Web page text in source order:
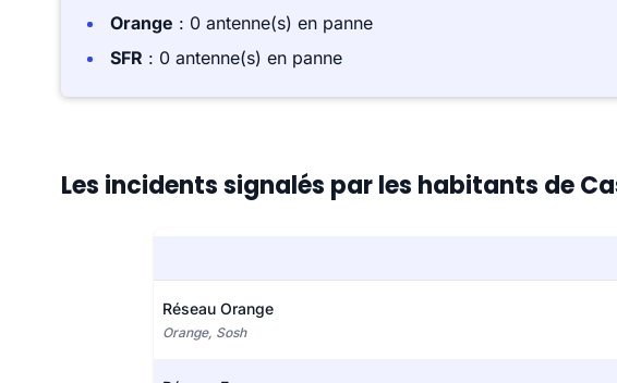
Orange : 0 antenne(s) en panne
SFR : 0 antenne(s) en panne
Les incidents signalés par les habitants de
Réseau Orange
Orange, Sosh